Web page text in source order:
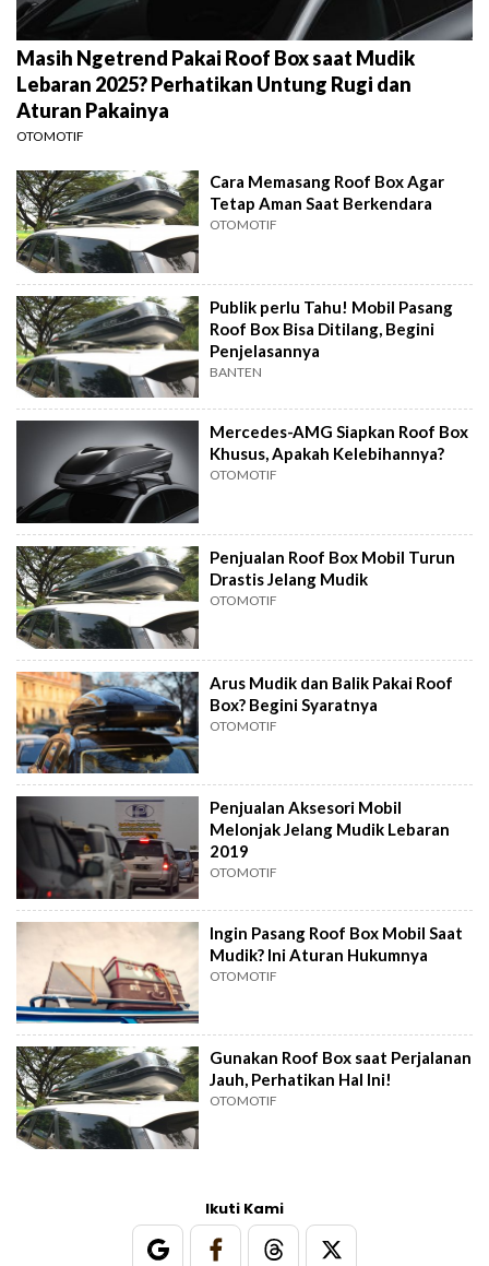
Masih Ngetrend Pakai Roof Box saat Mudik
Lebaran 2025? Perhatikan Untung Rugi dan
Aturan Pakainya
OTOMOTIF
Cara Memasang Roof Box Agar
Tetap Aman Saat Berkendara
OTOMOTIF
Publik perlu Tahu! Mobil Pasang
Roof Box Bisa Ditilang, Begini
Penjelasannya
BANTEN
Mercedes-AMG Siapkan Roof Box
Khusus, Apakah Kelebihannya?
OTOMOTIF
Penjualan Roof Box Mobil Turun
Drastis Jelang Mudik
OTOMOTIF
Arus Mudik dan Balik Pakai Roof
Box? Begini Syaratnya
OTOMOTIF
Penjualan Aksesori Mobil
Melonjak Jelang Mudik Lebaran
2019
OTOMOTIF
Ingin Pasang Roof Box Mobil Saat
Mudik? Ini Aturan Hukumnya
OTOMOTIF
Gunakan Roof Box saat Perjalanan
Jauh, Perhatikan Hal Ini!
OTOMOTIF
Ikuti Kami